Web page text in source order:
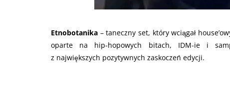
Etnobotanika – taneczny set, który wciągał
oparte na hip-hopowych bitach, IDM-ie i
z największych pozytywnych zaskoczeń edycji.